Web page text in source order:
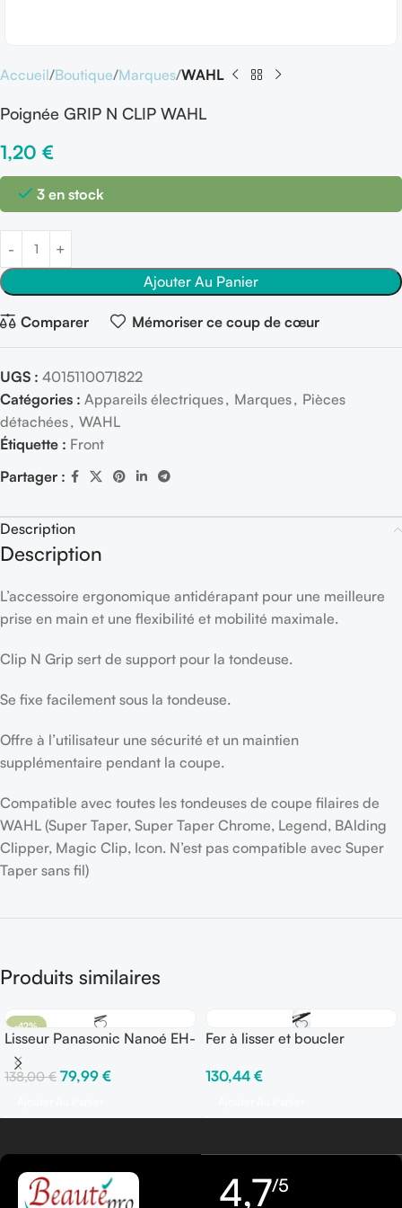
Accueil Boutique Marques WAHL
Poignée GRIP N CLIP WAHL
1,20 €
3 en stock
Ajouter Au Panier
Comparer Mémoriser ce coup de cœur
UGS : 4015110071822
Catégories : Appareils électriques, Marques, Pièces
détachées, WAHL
Étiquette : Front
Partager :
Description
Description
L’accessoire ergonomique antidérapant pour une meilleure
prise en main et une flexibilité et mobilité maximale.
Clip N Grip sert de support pour la tondeuse.
Se fixe facilement sous la tondeuse.
Offre à l’utilisateur une sécurité et un maintien
supplémentaire pendant la coupe.
Compatible avec toutes les tondeuses de coupe filaires de
WAHL (Super Taper, Super Taper Chrome, Legend, BAlding
Clipper, Magic Clip, Icon. N’est pas compatible avec Super
Taper sans fil)
Produits similaires
-42%
Lisseur Panasonic Nanoé EH-
PHS9K
138,00€ 79,99 €
Fer à lisser et boucler
130,44 €
4,7/5